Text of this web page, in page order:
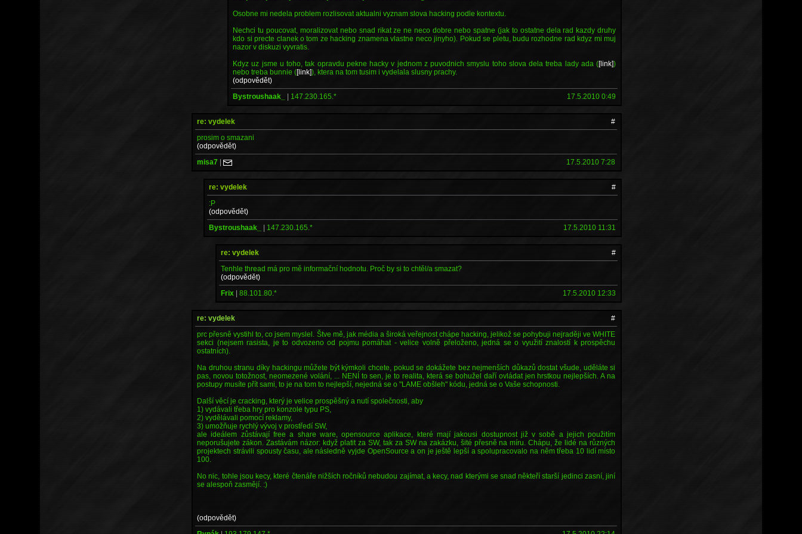
Osobne mi nedela problem rozlisovat aktualni vyznam slova hacking podle kontextu.
Nechci tu poucovat, moralizovat nebo snad rikat ze ne neco dobre nebo spatne (jak to ostatne dela rad kazdy druhy
kdo si precte clanek o tom ze hacking znamena vlastne neco jinyho). Pokud se pletu, budu rozhodne rad kdyz mi muj
nazor v diskuzi vyvratis.
Kdyz uz jsme u toho, tak opravdu pekne hacky v jednom z puvodnich smyslu toho slova dela treba lady ada ([link])
nebo treba bunnie ([link]), ktera na tom tusim i vydelala slusny prachy.
(odpovědět)
Bystroushaak_
| 147.230.165.* 17.5.2010 0:49
re: vydelek
#
prosim o smazani
(odpovědět)
misa7 | 17.5.2010 7:28
re: vydelek
#
:P
(odpovědět)
Bystroushaak_
| 147.230.165.* 17.5.2010 11:31
re: vydelek
#
Tenhle thread má pro mě informační hodnotu. Proč by si to chtěl/a smazat?
(odpovědět)
Frix |88.101.80.* 17.5.2010 12:33
re: vydelek
#
prc přesně vystihl to, co jsem myslel. Štve mě, jak média a široká veřejnost chápe hacking, jelikož se pohybuji nejraději ve WHITE
sekci (nejsem rasista, je to odvozeno od pojmu pomáhat - velice volně přeloženo, jedná se o využití znalostí k prospěchu
ostatních).
Na druhou stranu díky hackingu můžete být kýmkoli chcete, pokud se dokážete bez nejmenších důkazů dostat všude, uděláte si
pas, novou totožnost, neomezené volání, ... NENÍ to sen, je to realita, která se bohužel daří ovládat jen hrstkou nejlepších. A na
postupy musíte přít sami, to je na tom to nejlepší, nejedná se o "LAME obšleh" kódu, jedná se o Vaše schopnosti.
Další věcí je cracking, který je velice prospěšný a nutí společnosti, aby
1) vydávali třeba hry pro konzole typu PS,
2) vydělávali pomocí reklamy,
3) umožňuje rychlý vývoj v prostředí SW,
ale ideálem zůstávají free a share ware, opensource aplikace, které mají jakousi dostupnost již v sobě a jejich použitím
neporušujete zákon. Zastávám názor: když platit za SW, tak za SW na zakázku, šité přesně na míru. Chápu, že lidé na různých
projektech strávili spousty času, ale následně vyjde OpenSource a on je ještě lepší a spolupracovalo na něm třeba 10 lidí místo
100.
No nic, tohle jsou kecy, které čtenáře nižších ročníků nebudou zajímat, a kecy, nad kterými se snad někteří starší jedinci zasní, jiní
se alespoň zasmějí. :)
(odpovědět)